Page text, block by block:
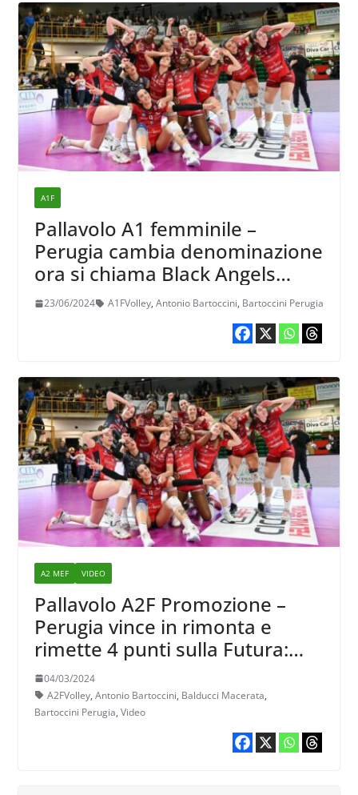
A1F
Pallavolo A1 femminile –
Perugia cambia denominazione
ora si chiama Black Angels
Perugia Volley
23/06/2024 A1FVolley, Antonio Bartoccini, Bartoccini Perugia
A2 MEF VIDEO
Pallavolo A2F Promozione –
Perugia vince in rimonta e
rimette 4 punti sulla Futura:
Bartoccini analizza la situazione
04/03/2024
A2FVolley, Antonio Bartoccini, Balducci Macerata,
Bartoccini Perugia, Video